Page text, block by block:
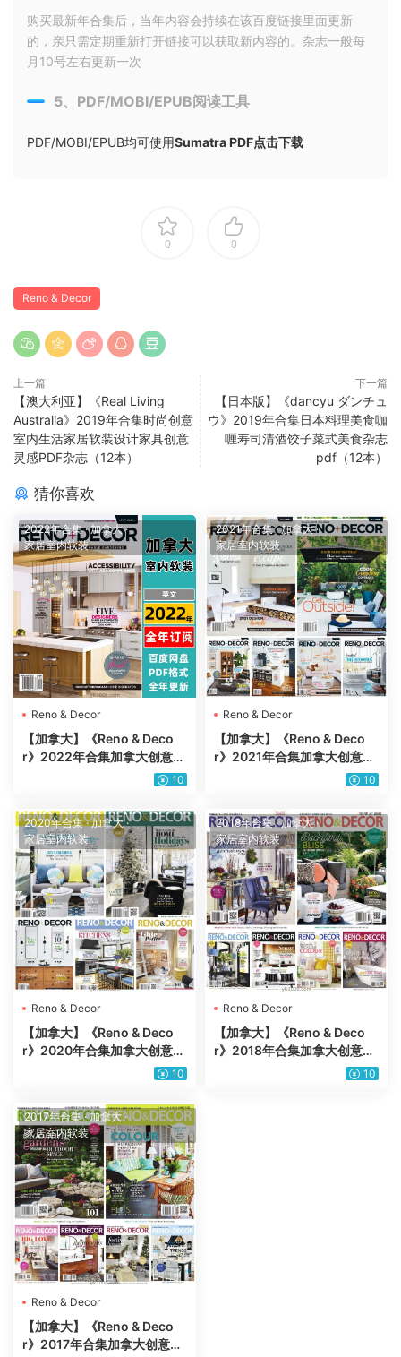
购买最新年合集后，当年内容会持续在该百度链接里面更新
的，亲只需定期重新打开链接可以获取新内容的。杂志一般每
月10号左右更新一次
5、PDF/MOBI/EPUB阅读工具
PDF/MOBI/EPUB均可使用Sumatra PDF点击下载
0 0
Reno & Decor
上一篇
【澳大利亚】《Real Living
Australia》2019年合集时尚创意
室内生活家居软装设计家具创意
灵感PDF杂志（12本）
下一篇
【日本版】《dancyu ダンチュ
ウ》2019年合集日本料理美食咖
喱寿司清酒饺子菜式美食杂志
pdf（12本）
猜你喜欢
2022年合集·加拿大·
家居室内软装
Reno & Decor
【加拿大】《Reno & Deco
r》2022年合集加拿大创意时
尚室内设计翻新装修装饰pdf
10
2021年合集·加拿大·
家居室内软装
Reno & Decor
【加拿大】《Reno & Deco
r》2021年合集加拿大创意时
尚室内设计翻新装修装饰pdf
10
2020年合集·加拿大·
家居室内软装
Reno & Decor
【加拿大】《Reno & Deco
r》2020年合集加拿大创意时
尚室内设计翻新装修装饰pdf
10
2018年合集·加拿大·
家居室内软装
Reno & Decor
【加拿大】《Reno & Deco
r》2018年合集加拿大创意时
尚室内设计翻新装修装饰pdf
10
2017年合集·加拿大·
家居室内软装
Reno & Decor
【加拿大】《Reno & Deco
r》2017年合集加拿大创意时